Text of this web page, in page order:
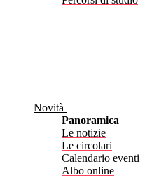
Novità
Panoramica
Le notizie
Le circolari
Calendario eventi
Albo online